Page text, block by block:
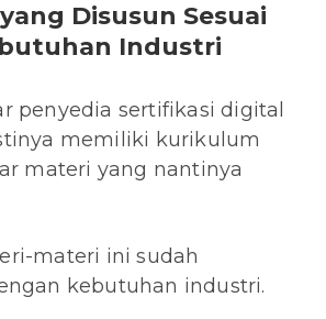
Disusun Sesuai
Industri
penyedia sertifikasi digital
memiliki kurikulum
materi yang nantinya
materi ini sudah
kebutuhan industri.